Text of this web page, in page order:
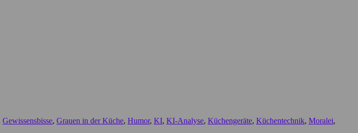
Gewissensbisse, Grauen in der Küche, Humor, KI, KI-Analyse, Küchengeräte, Küchentechnik, Moralei,